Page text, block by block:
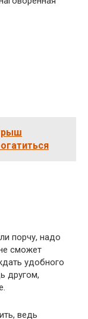
порчу, надо
сможет
удобного
другом,
ведь